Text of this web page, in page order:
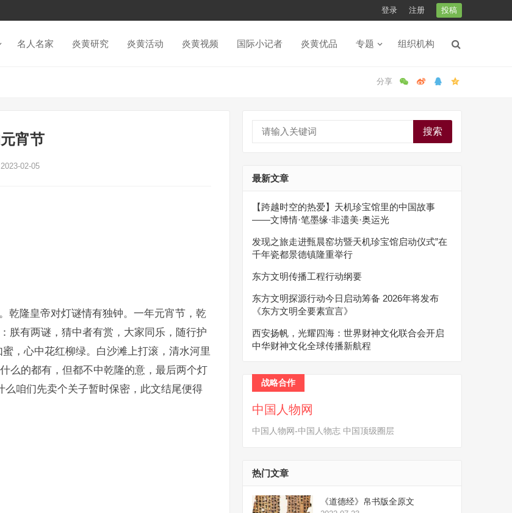
登录 注册 投稿
名人名家 炎黄研究 炎黄活动 炎黄视频 国际小记者 炎黄优品 专题 组织机构
宵节
02-05
乾隆皇帝对灯谜情有独钟。一年元宵节，乾
朕有两谜，猜中者有赏，大家同乐，随行护
，心中花红柳绿。白沙滩上打滚，清水河里
么的都有，但都不中乾隆的意，最后两个灯
咱们先卖个关子暂时保密，此文结尾便得
搜索
最新文章
【跨越时空的热爱】天机珍宝馆里的中国故事
——文博情·笔墨缘·非遗美·奥运光
发现之旅走进甄晨窑坊暨天机珍宝馆启动仪式”在
千年瓷都景德镇隆重举行
东方文明传播工程行动纲要
东方文明探源行动今日启动筹备 2026年将发布
《东方文明全要素宣言》
西安扬帆，光耀四海：世界财神文化联合会开启
中华财神文化全球传播新航程
战略合作
中国人物网
中国人物网-中国人物志 中国顶级圈层
热门文章
《道德经》帛书版全原文